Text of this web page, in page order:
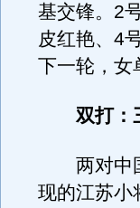
基交锋。2
皮红艳、4
下一轮，女
双打：三
两对中国
现的江苏小